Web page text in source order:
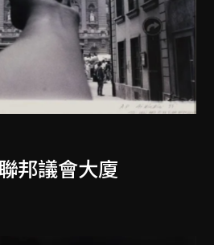
邦議會大廈